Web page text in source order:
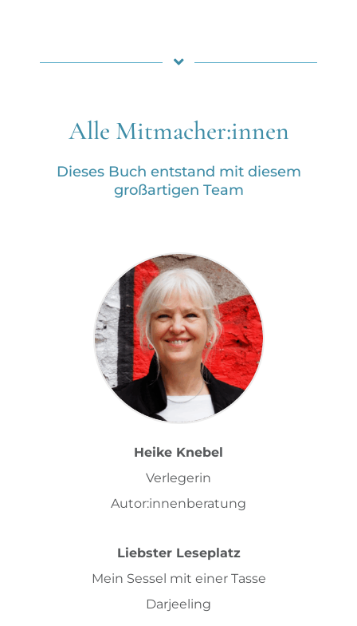
Alle Mitmacher:innen
Dieses Buch entstand mit diesem
großartigen Team
Heike Knebel
Verlegerin
Autor:innenberatung
Liebster Leseplatz
Mein Sessel mit einer Tasse
Darjeeling